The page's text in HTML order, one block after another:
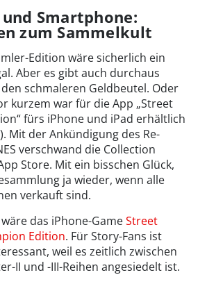
Smartphone:
zum Sammelkult
Edition wäre sicherlich ein
Aber es gibt auch durchaus
schmaleren Geldbeutel. Oder
kurzem war für die App „Street
fürs iPhone und iPad erhältlich
). Mit der Ankündigung des Re-
verschwand die Collection
Store. Mit ein bisschen Glück,
ja wieder, wenn alle
verkauft sind.
das iPhone-GameStreet
Edition. Für Story-Fans ist
weil es zeitlich zwischen
II und -III-Reihen angesiedelt ist.